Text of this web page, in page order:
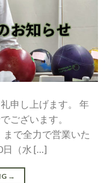
申し上げます。 年
ございます。
で全力で営業いた
日（水 […]
→